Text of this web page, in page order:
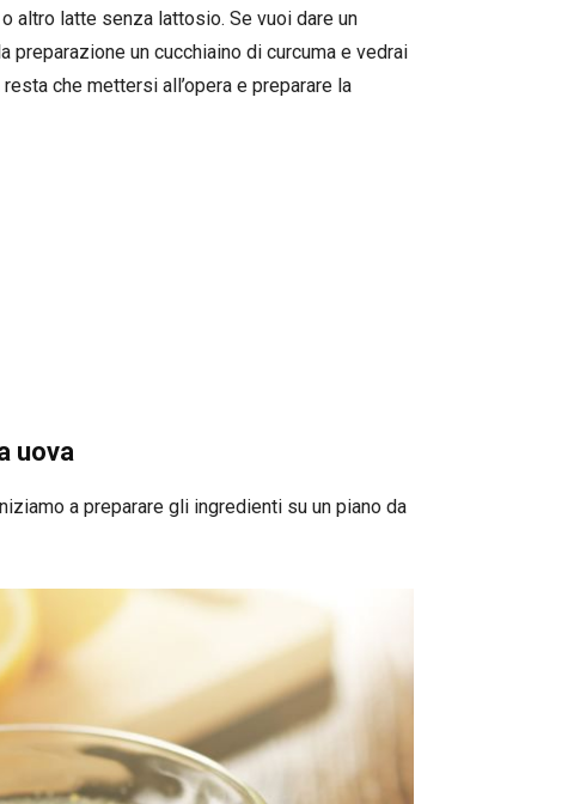
altro latte senza lattosio. Se vuoi dare un
un cucchiaino di curcuma e vedrai
che mettersi all’opera e preparare la
uova
a preparare gli ingredienti su un piano da